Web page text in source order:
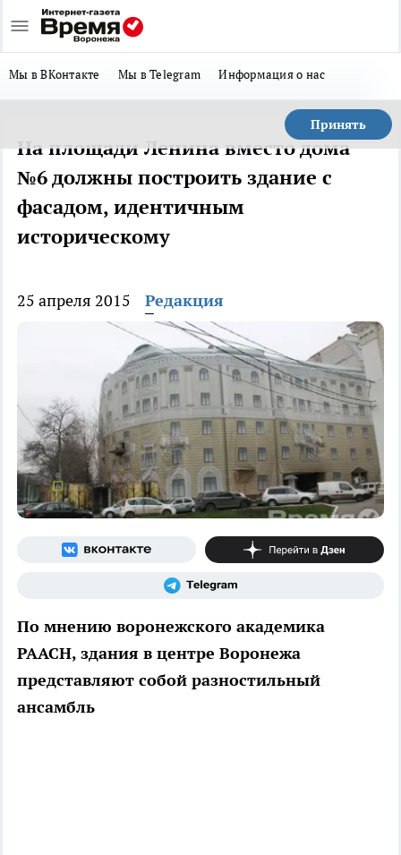
Мы в ВКонтакте Мы в Telegram Информация о нас
Принять
На площади Ленина вместо дома
№6 должны построить здание с
фасадом, идентичным
историческому
25 апреля 2015 Редакция
По мнению воронежского академика
РААСН, здания в центре Воронежа
представляют собой разностильный
ансамбль